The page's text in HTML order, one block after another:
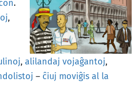
.
,
, alilandaj vojaĝantoj,
– ĉiuj moviĝis al la